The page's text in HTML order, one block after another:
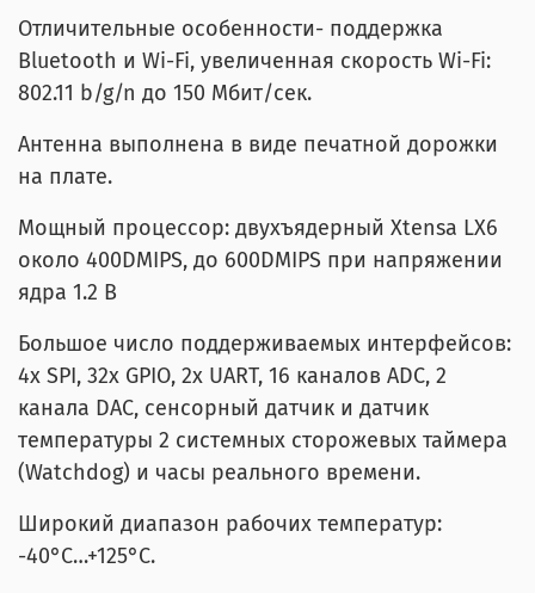
Отличительные особенности- поддержка
Bluetooth и Wi-Fi, увеличенная скорость Wi-Fi:
802.11 b/g/n до 150 Мбит/сек.
Антенна выполнена в виде печатной дорожки
на плате.
Мощный процессор: двухъядерный Xtensa LX6
около 400DMIPS, до 600DMIPS при напряжении
ядра 1.2 В
Большое число поддерживаемых интерфейсов:
4х SPI, 32х GPIO, 2х UART, 16 каналов ADC, 2
канала DAC, сенсорный датчик и датчик
температуры 2 системных сторожевых таймера
(Watchdog) и часы реального времени.
Широкий диапазон рабочих температур:
-40°C…+125°C.